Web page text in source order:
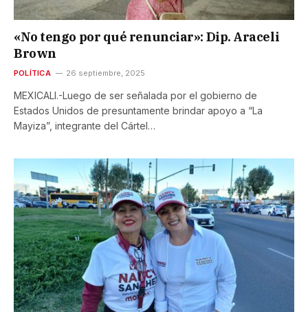
«No tengo por qué renunciar»: Dip. Araceli
Brown
POLÍTICA 26 septiembre, 2025
MEXICALI.-Luego de ser señalada por el gobierno de
Estados Unidos de presuntamente brindar apoyo a “La
Mayiza”, integrante del Cártel…